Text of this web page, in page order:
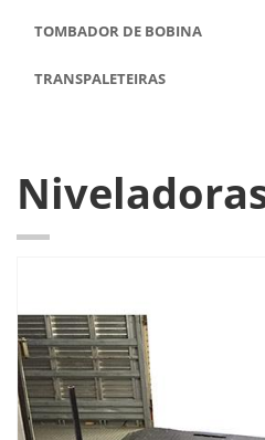
TOMBADOR DE BOBINA
TRANSPALETEIRAS